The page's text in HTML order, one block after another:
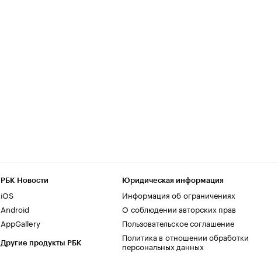
РБК Новости
iOS
Android
AppGallery
Другие продукты РБК
Юридическая информация
Информация об ограничениях
О соблюдении авторских прав
Пользовательское соглашение
Политика в отношении обработки
персональных данных